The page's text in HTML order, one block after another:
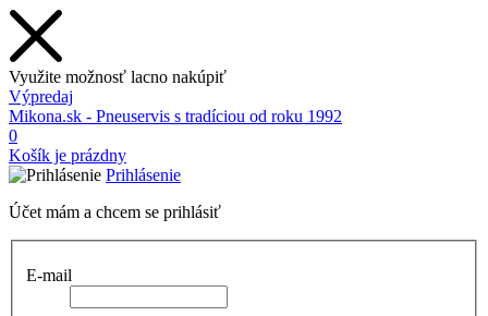
Využite možnosť lacno nakúpiť
Výpredaj
Mikona.sk - Pneuservis s tradíciou od roku 1992
0
Košík je prázdny
Prihlásenie
Účet mám a chcem se prihlásiť
E-mail